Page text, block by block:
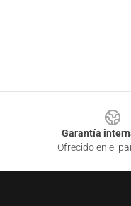
Garantía
Ofrecido en el